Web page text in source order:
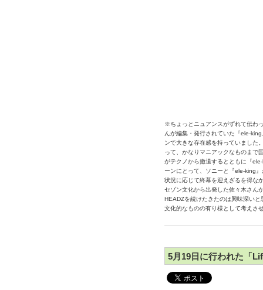
※ちょっとニュアンスがずれて伝わ
んが編集・発行されていた『ele-
ンで大きな存在感を持っていました
って、かなりマニアックなものまで
がテクノから撤退するとともに『
ーンにとって、ソニーと『ele-king
状況に応じて終幕を迎えざるを得な
セゾン文化から出発した佐々木さん
HEADZを続けたきたのは興味深い
文化的なものの有り様として考えさ
5月19日に行われた「